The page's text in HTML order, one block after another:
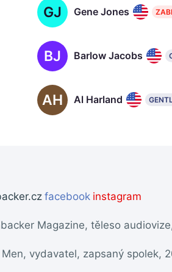
GJ Gene Jones
BJ Barlow Jacobs
AH Al Harland
facebook instagram
Magazine, těleso
vydavatel, zapsaný spolek,